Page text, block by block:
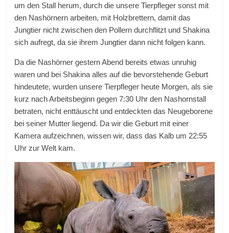
um den Stall herum, durch die unsere Tierpfleger sonst mit
den Nashörnern arbeiten, mit Holzbrettern, damit das
Jungtier nicht zwischen den Pollern durchflitzt und Shakina
sich aufregt, da sie ihrem Jungtier dann nicht folgen kann.
Da die Nashörner gestern Abend bereits etwas unruhig
waren und bei Shakina alles auf die bevorstehende Geburt
hindeutete, wurden unsere Tierpfleger heute Morgen, als sie
kurz nach Arbeitsbeginn gegen 7:30 Uhr den Nashornstall
betraten, nicht enttäuscht und entdeckten das Neugeborene
bei seiner Mutter liegend. Da wir die Geburt mit einer
Kamera aufzeichnen, wissen wir, dass das Kalb um 22:55
Uhr zur Welt kam.